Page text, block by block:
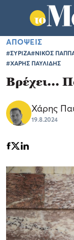
ΑΠΟΨΕΙΣ
#ΣΥΡΙΖΑ#ΝΙΚΟΣ
#ΧΑΡΗΣ ΠΑΥΛΙΔΗΣ
Βρέχει...
Χάρης
19.8.2024